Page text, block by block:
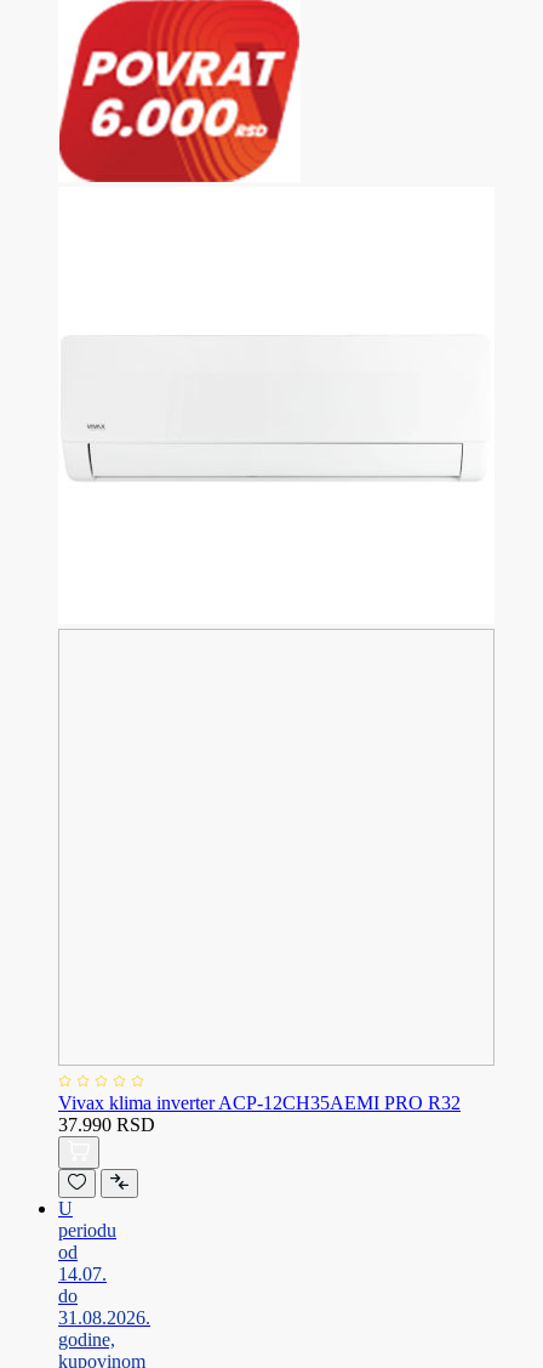
Vivax klima inverter ACP-12CH35AEMI PRO R32
37.990 RSD
U
periodu
od
14.07.
do
31.08.2026.
godine,
kupovinom